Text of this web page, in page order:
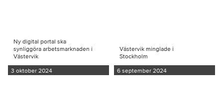
Ny digital portal ska
synliggöra arbetsmarknaden i
Västervik
3 oktober 2024
Västervik minglade i
Stockholm
6 september 2024